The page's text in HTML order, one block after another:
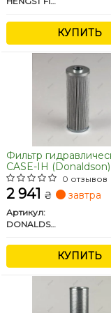
КУПИТЬ
Фильтр
CASE-IH (Donaldson)
0 отзывов
2 941 ₴ завтра
Артикул:
DONALDSON
КУПИТЬ